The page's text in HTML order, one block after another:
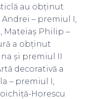
au obținut
– premiul I,
Mateiaș Philip –
a obținut
și premiul II
decorativă a
– premiul I,
Horescu